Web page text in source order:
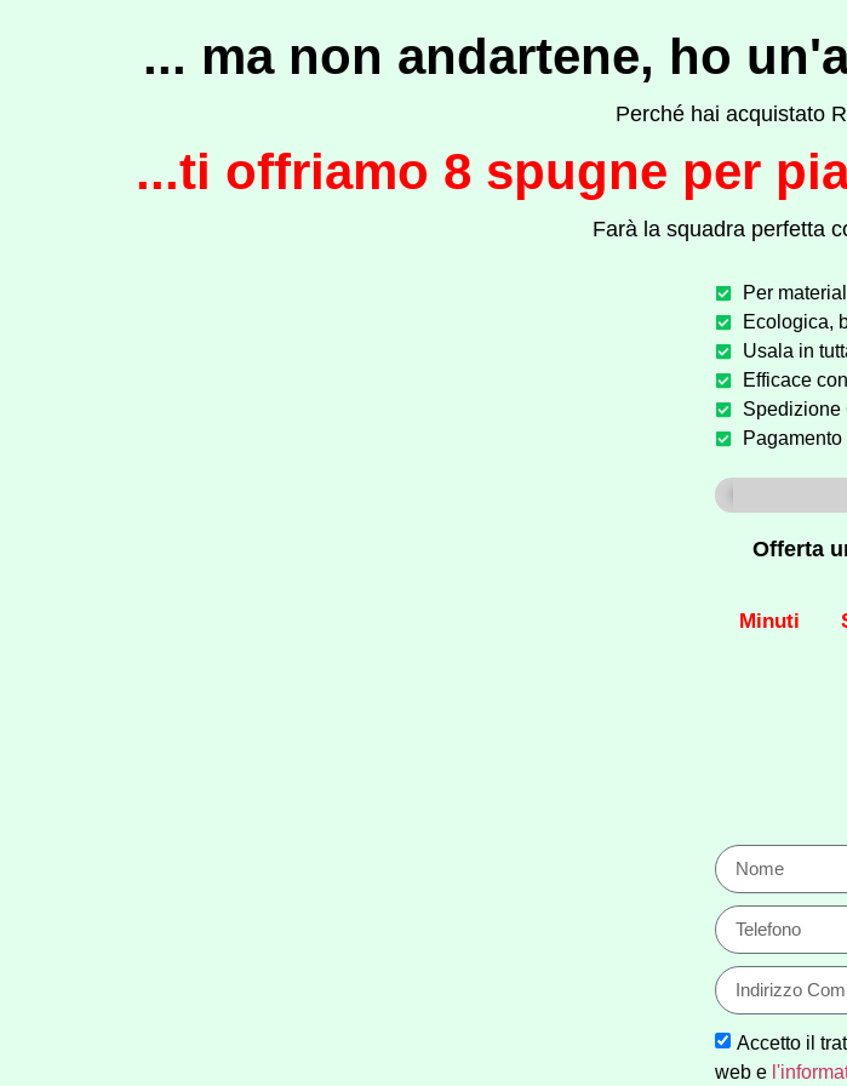
... ma non andartene, ho
Perché hai acquistato
...ti offriamo 8 spugne per
Farà la squadra perfetta
Per
Ecologica,
Usala in
Efficace
Spedizione
Offerta
Minuti
Accetto il
web e